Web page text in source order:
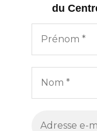
du